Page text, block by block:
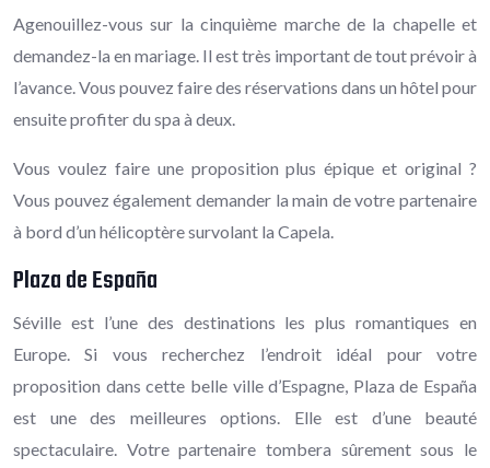
Agenouillez-vous sur la cinquième marche de la chapelle et
demandez-la en mariage. Il est très important de tout prévoir à
l’avance. Vous pouvez faire des réservations dans un hôtel pour
ensuite profiter du spa à deux.
Vous voulez faire une proposition plus épique et original ?
Vous pouvez également demander la main de votre partenaire
à bord d’un hélicoptère survolant la Capela.
Plaza de España
Séville est l’une des destinations les plus romantiques en
Europe. Si vous recherchez l’endroit idéal pour votre
proposition dans cette belle ville d’Espagne, Plaza de España
est une des meilleures options. Elle est d’une beauté
spectaculaire. Votre partenaire tombera sûrement sous le